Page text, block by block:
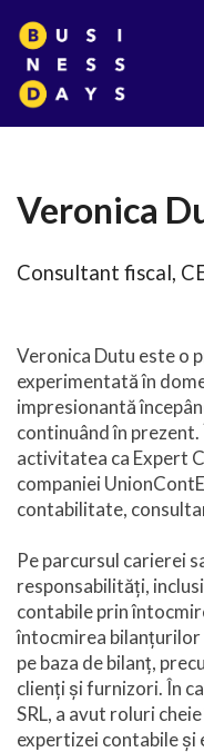
Veronica
Consultant fiscal,
Veronica Dutu este o
experimentată în
impresionantă
continuând în
activitatea ca Expert
companiei
contabilitate,
Pe parcursul carierei
responsabilități,
contabile prin
întocmirea bilanțurilor
pe baza de bilanț,
clienți și furnizori. În
SRL, a avut roluri
expertizei contabile și